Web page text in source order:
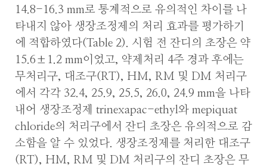
14.8-16.3 mm로 통계적으로 유의적인 차이를 나
타내지 않아 생장조정제의 처리 효과를 평가하기
에 적합하였다(Table 2). 시험 전 잔디의 초장은 약
15.6±1.2 mm이었고, 약제처리 4주 경과 후에는
무처리구, 대조구(RT), HM, RM 및 DM 처리구
에서 각각 32.4, 25.9, 25.5, 26.0, 24.9 mm을 나타
내어 생장조정제 trinexapac-ethyl와 mepiquat
chloride의 처리구에서 잔디 초장은 유의적으로 감
소함을 알 수 있었다. 생장조정제를 처리한 대조구
(RT), HM, RM 및 DM 처리구의 잔디 초장은 무